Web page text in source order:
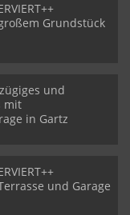
Grundstück
und
mit
in Gartz
und Garage